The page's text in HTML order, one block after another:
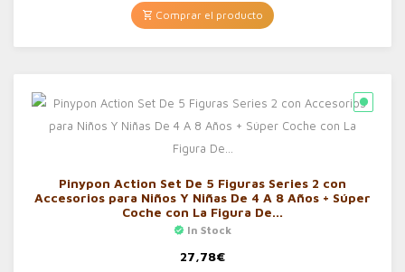
Comprar el producto
Pinypon Action Set De 5 Figuras Series 2 con
Accesorios para Niños Y Niñas De 4 A 8 Años + Súper
Coche con La Figura De…
In Stock
27,78€